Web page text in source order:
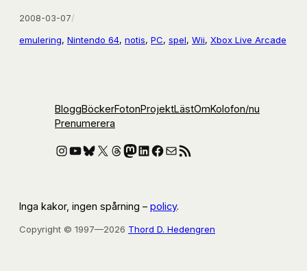
2008-03-07/
emulering, Nintendo 64, notis, PC, spel, Wii, Xbox Live Arcade
BloggBöckerFotonProjektLästOmKolofon/nu
Prenumerera
Instagram
YouTube
Bluesky
X Threads
Mastodon
LinkedIn
Facebook
E-postRSS-flöde
Inga kakor, ingen spårning – policy.
Copyright © 1997—2026 Thord D. Hedengren